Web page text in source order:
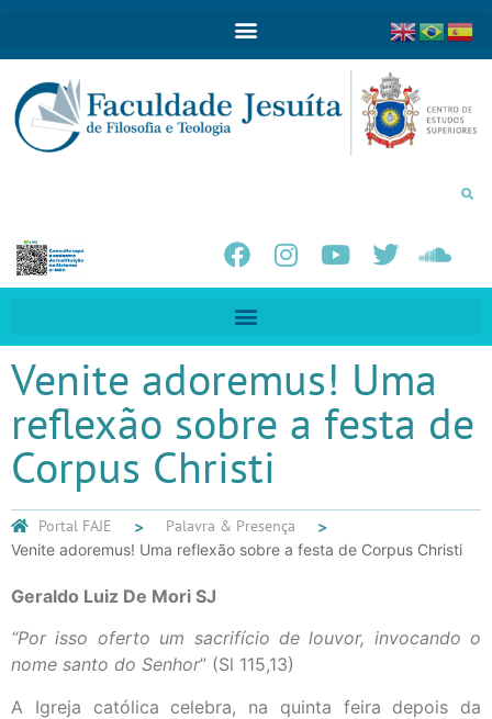
Venite adoremus! Uma
reflexão sobre a festa de
Corpus Christi
Portal FAJE Palavra & Presença
Venite adoremus! Uma reflexão sobre a festa de Corpus Christi
Geraldo Luiz De Mori SJ
“Por isso oferto um sacrifício de louvor, invocando o
nome santo do Senhor” (Sl 115,13)
A Igreja católica celebra, na quinta feira depois da